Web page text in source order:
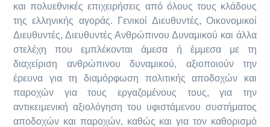
και πολυεθνικές επιχειρήσεις από όλους τους κλάδους
της ελληνικής αγοράς. Γενικοί Διευθυντές, Οικονομικοί
Διευθυντές, Διευθυντές Ανθρώπινου Δυναμικού και άλλα
στελέχη που εμπλέκονται άμεσα ή έμμεσα με τη
διαχείριση ανθρώπινου δυναμικού, αξιοποιούν την
έρευνα για τη διαμόρφωση πολιτικής αποδοχών και
παροχών για τους εργαζομένους τους, για την
αντικειμενική αξιολόγηση του υφιστάμενου συστήματος
αποδοχών και παροχών, καθώς και για τον καθορισμό